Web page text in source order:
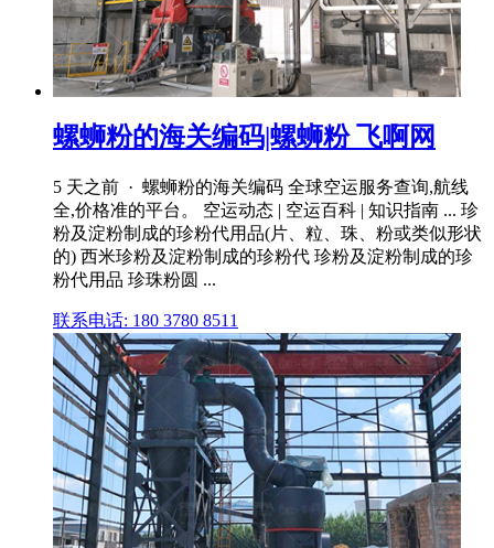
螺蛳粉的海关编码|螺蛳粉 飞啊网
5 天之前 · 螺蛳粉的海关编码 全球空运服务查询,航线
全,价格准的平台。 空运动态 | 空运百科 | 知识指南 ... 珍
粉及淀粉制成的珍粉代用品(片、粒、珠、粉或类似形状
的) 西米珍粉及淀粉制成的珍粉代 珍粉及淀粉制成的珍
粉代用品 珍珠粉圆 ...
联系电话: 180 3780 8511